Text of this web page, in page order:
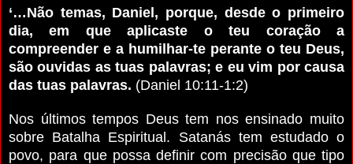
‘…Não temas, Daniel, porque, desde o primeiro
dia, em que aplicaste o teu coração a
compreender e a humilhar-te perante o teu Deus,
são ouvidas as tuas palavras; e eu vim por causa
das tuas palavras. (Daniel 10:11-1:2)
Nos últimos tempos Deus tem nos ensinado muito
sobre Batalha Espiritual. Satanás tem estudado o
povo, para que possa definir com precisão que tipo